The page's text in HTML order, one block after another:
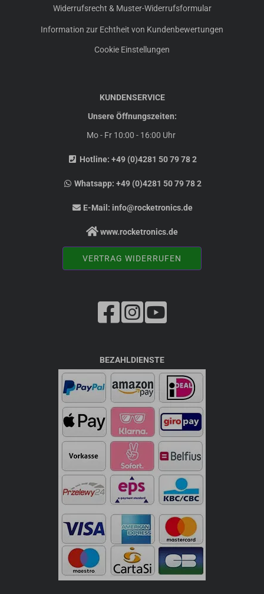
Widerrufsrecht & Muster-Widerrufsformular
Information zur Echtheit von Kundenbewertungen
Cookie Einstellungen
KUNDENSERVICE
Unsere Öffnungszeiten:
Mo - Fr 10:00 - 16:00 Uhr
Hotline: +49 (0)4281 50 79 78 2
Whatsapp:+49 (0)4281 50 79 78 2
E-Mail: info@rocketronics.de
www.rocketronics.de
VERTRAG WIDERRUFEN
BEZAHLDIENSTE